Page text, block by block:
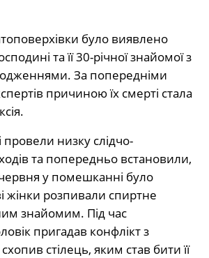
було виявлено
та її 30-річної знайомої з
За попередніми
причиною їх смерті стала
низку слідчо-
та попередньо встановили,
у помешканні було
жінки розпивали спиртне
знайомим. Під час
пригадав конфлікт з
стілець, яким став бити її